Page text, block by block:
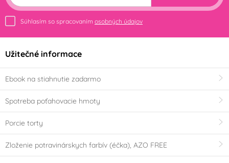
Súhlasím so spracovaním osobných údajov
Užitečné informace
Ebook na stiahnutie zadarmo
Spotreba poťahovacie hmoty
Porcie torty
Zloženie potravinárskych farbív (éčka), AZO FREE